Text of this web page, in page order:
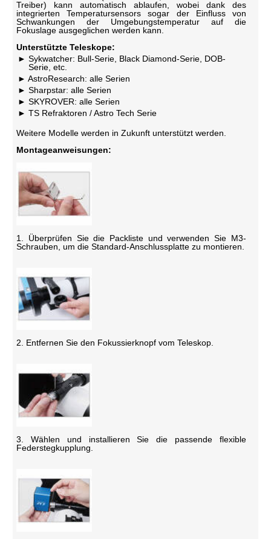
Treiber) kann automatisch ablaufen, wobei dank des
integrierten Temperatursensors sogar der Einfluss von
Schwankungen der Umgebungstemperatur auf die
Fokuslage ausgeglichen werden kann.
Unterstützte Teleskope:
Sykwatcher: Bull-Serie, Black Diamond-Serie, DOB-
Serie, etc.
AstroResearch: alle Serien
Sharpstar: alle Serien
SKYROVER: alle Serien
TS Refraktoren / Astro Tech Serie
Weitere Modelle werden in Zukunft unterstützt werden.
Montageanweisungen:
1. Überprüfen Sie die Packliste und verwenden Sie M3-
Schrauben, um die Standard-Anschlussplatte zu montieren.
2. Entfernen Sie den Fokussierknopf vom Teleskop.
3. Wählen und installieren Sie die passende flexible
Federstegkupplung.